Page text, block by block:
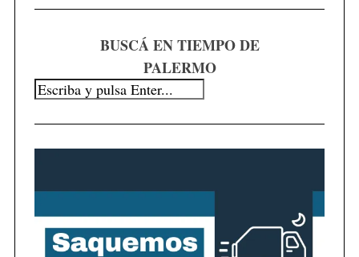
BUSCÁ EN TIEMPO DE
PALERMO